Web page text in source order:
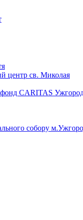
центр св. Миколая
фонд CARITAS
собору